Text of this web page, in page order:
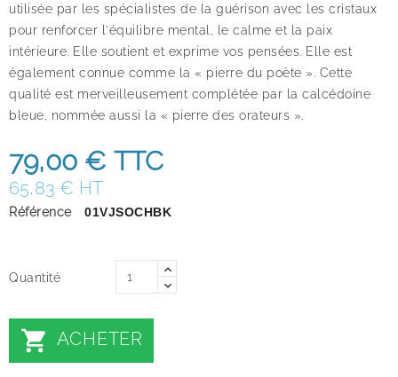
utilisée par les spécialistes de la guérison avec les cristaux
pour renforcer l'équilibre mental, le calme et la paix
intérieure. Elle soutient et exprime vos pensées. Elle est
également connue comme la « pierre du poète ». Cette
qualité est merveilleusement complétée par la calcédoine
bleue, nommée aussi la « pierre des orateurs ».
79,00 € TTC
65,83 € HT
Référence 01VJSOCHBK
Quantité
 ACHETER